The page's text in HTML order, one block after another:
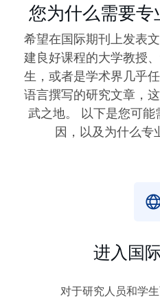
您为什么需要专
希望在国际期刊上发表
建良好课程的大学教授
生，或者是学术界几乎
语言撰写的研究文章，
武之地。 以下是您可
因，以及为什么专
进入国
对于研究人员和学